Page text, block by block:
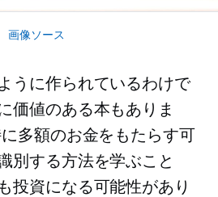
画像ソース
うに作られているわけで
価値のある本もありま
多額のお金をもたらす可
別する方法を学ぶこと
投資になる可能性があり